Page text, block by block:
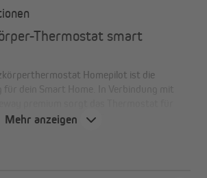
Thermostat smart
Homepilot ist die
für dein Smart Home. In Verbindung mit
spart ganz nebenbei Energie und schont
Mehr anzeigen